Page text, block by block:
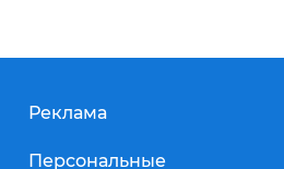
Реклама
Персональные